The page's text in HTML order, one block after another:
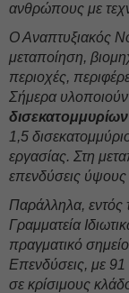
ανθρώπους με
Ο Αναπτυξιακός
μεταποίηση,
περιοχές,
Σήμερα
1,5
εργασίας. Στη
επενδύσεις
Παράλληλα, εντός
Γραμματεία
πραγματικό
Επενδύσεις, με 91
σε κρίσιμους